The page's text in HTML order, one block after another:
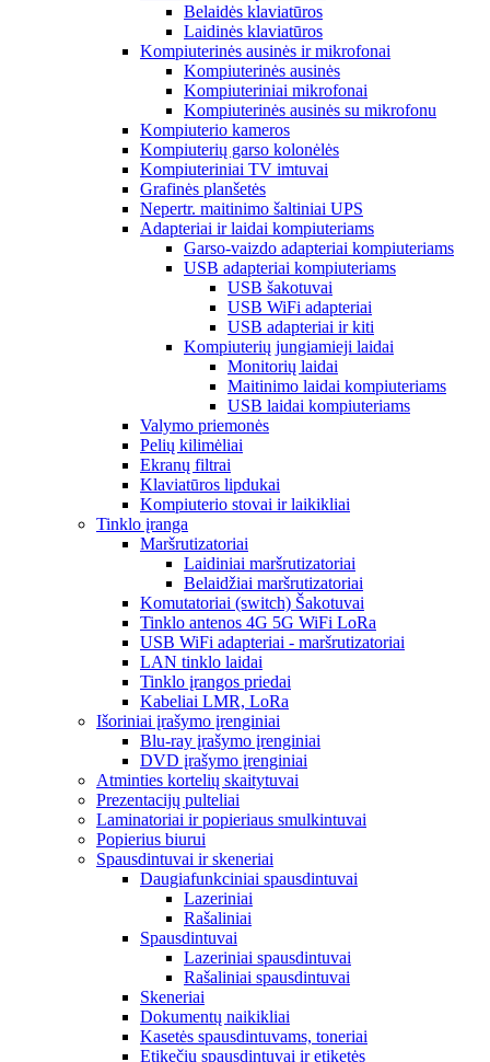
Belaidės klaviatūros
Laidinės klaviatūros
Kompiuterinės ausinės ir mikrofonai
Kompiuterinės ausinės
Kompiuteriniai mikrofonai
Kompiuterinės ausinės su mikrofonu
Kompiuterio kameros
Kompiuterių garso kolonėlės
Kompiuteriniai TV imtuvai
Grafinės planšetės
Nepertr. maitinimo šaltiniai UPS
Adapteriai ir laidai kompiuteriams
Garso-vaizdo adapteriai kompiuteriams
USB adapteriai kompiuteriams
USB šakotuvai
USB WiFi adapteriai
USB adapteriai ir kiti
Kompiuterių jungiamieji laidai
Monitorių laidai
Maitinimo laidai kompiuteriams
USB laidai kompiuteriams
Valymo priemonės
Pelių kilimėliai
Ekranų filtrai
Klaviatūros lipdukai
Kompiuterio stovai ir laikikliai
Tinklo įranga
Maršrutizatoriai
Laidiniai maršrutizatoriai
Belaidžiai maršrutizatoriai
Komutatoriai (switch) Šakotuvai
Tinklo antenos 4G 5G WiFi LoRa
USB WiFi adapteriai - maršrutizatoriai
LAN tinklo laidai
Tinklo įrangos priedai
Kabeliai LMR, LoRa
Išoriniai įrašymo įrenginiai
Blu-ray įrašymo įrenginiai
DVD įrašymo įrenginiai
Atminties kortelių skaitytuvai
Prezentacijų pulteliai
Laminatoriai ir popieriaus smulkintuvai
Popierius biurui
Spausdintuvai ir skeneriai
Daugiafunkciniai spausdintuvai
Lazeriniai
Rašaliniai
Spausdintuvai
Lazeriniai spausdintuvai
Rašaliniai spausdintuvai
Skeneriai
Dokumentų naikikliai
Kasetės spausdintuvams, toneriai
Etikečių spausdintuvai ir etiketės